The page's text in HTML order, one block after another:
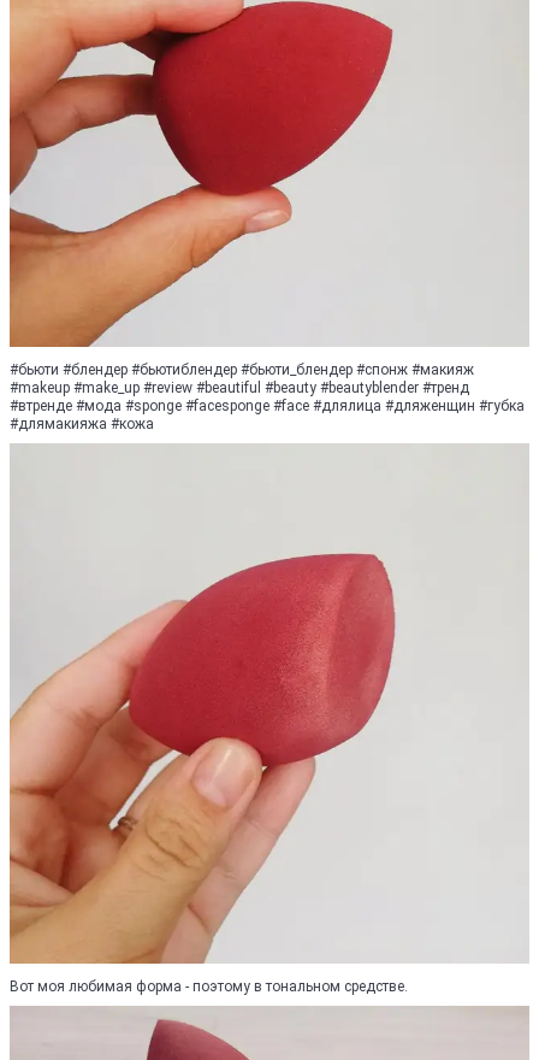
#бьюти #блендер #бьютиблендер #бьюти_блендер #спонж #макияж
#makeup #make_up #reviеw #beautiful #bеаutу #beautyblender #тренд
#втренде #мода #sponge #facesponge #face #длялица #дляженщин #губка
#длямакияжа #кожа
Вот моя любимая форма - поэтому в тональном средстве.